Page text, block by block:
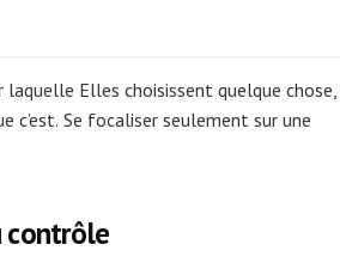
laquelle Elles choisissent quelque chose,
c’est. Se focaliser seulement sur une
contrôle